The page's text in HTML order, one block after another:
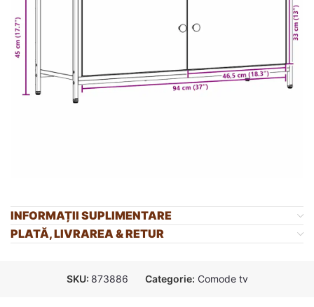
INFORMAȚII SUPLIMENTARE
PLATĂ, LIVRAREA & RETUR
SKU: 873886 Categorie: Comode tv